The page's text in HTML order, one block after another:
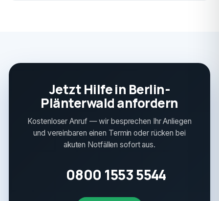
Jetzt Hilfe in Berlin-
Plänterwald anfordern
Kostenloser Anruf — wir besprechen Ihr Anliegen
und vereinbaren einen Termin oder rücken bei
akuten Notfällen sofort aus.
0800 1553 5544